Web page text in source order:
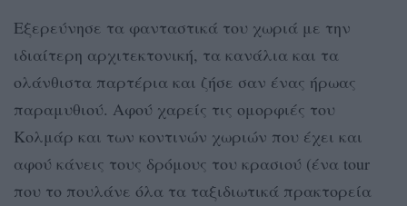
Εξερεύνησε τα φανταστικά του χωριά με την
ιδιαίτερη αρχιτεκτονική, τα κανάλια και τα
ολάνθιστα παρτέρια και ζήσε σαν ένας ήρωας
παραμυθιού. Αφού χαρείς τις ομορφιές του
Κολμάρ και των κοντινών χωριών που έχει και
αφού κάνεις τους δρόμους του κρασιού (ένα tour
που το πουλάνε όλα τα ταξιδιωτικά πρακτορεία